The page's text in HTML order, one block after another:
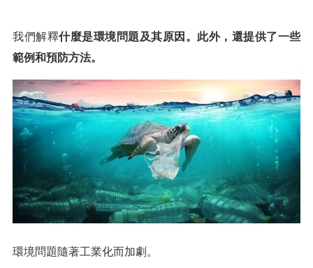
我們解釋什麼是環境問題及其原因。此外，還提供了一些
範例和預防方法。
環境問題隨著工業化而加劇。